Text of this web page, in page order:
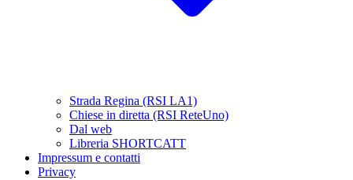
Strada Regina (RSI LA1)
Chiese in diretta (RSI ReteUno)
Dal web
Libreria SHORTCATT
Impressum e contatti
Privacy